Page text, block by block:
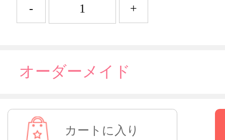
- +
オーダーメイド